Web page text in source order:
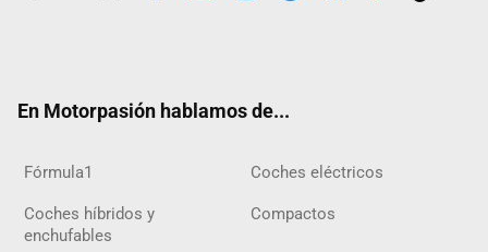
En Motorpasión hablamos de...
Fórmula1 Coches eléctricos
Coches híbridos y
enchufables
Compactos